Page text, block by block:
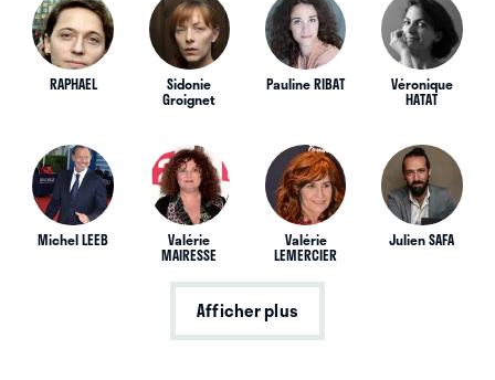
RAPHAEL Sidonie
Groignet
Pauline RIBAT Véronique
HATAT
Michel LEEB Valérie
MAIRESSE
Valérie
LEMERCIER
Julien SAFA
Afficher plus